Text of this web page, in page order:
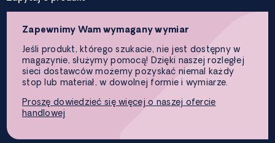
Zapewnimy Wam wymagany wymiar
Jeśli produkt, którego szukacie, nie jest dostępny w
magazynie, służymy pomocą! Dzięki naszej rozległej
sieci dostawców możemy pozyskać niemal każdy
stop lub materiał, w dowolnej formie i wymiarze.
Proszę dowiedzieć się więcej o naszej ofercie
handlowej